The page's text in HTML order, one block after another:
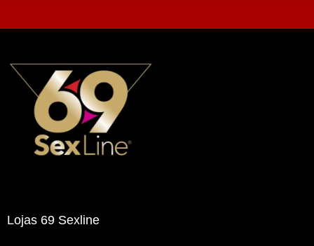
Lojas 69 Sexline